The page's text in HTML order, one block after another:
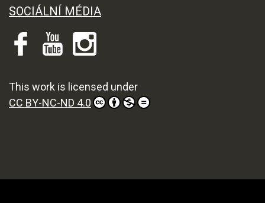
SOCIÁLNÍ MÉDIA
This work is licensed under
CC BY-NC-ND 4.0